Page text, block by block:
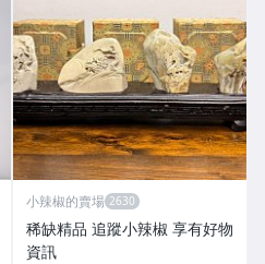
小辣椒的賣場
稀缺精品 追蹤小辣椒 享有好物
資訊